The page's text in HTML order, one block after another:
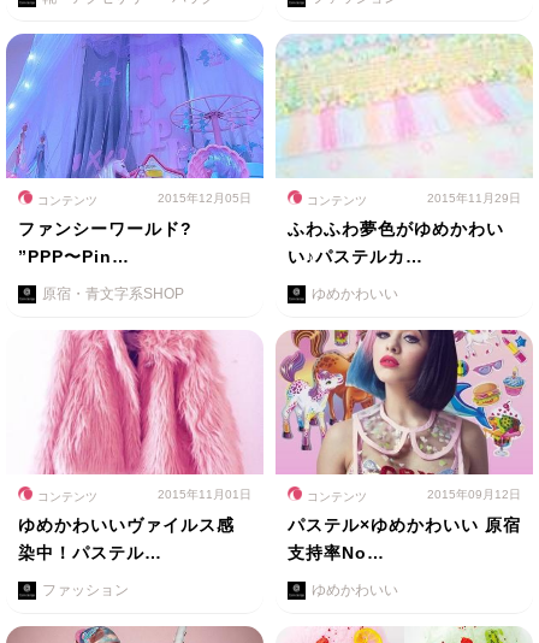
コンテンツ 2015年12月05日
ファンシーワールド?
”PPP〜Pin…
原宿・青文字系SHOP
コンテンツ 2015年11月29日
ふわふわ夢色がゆめかわい
い♪パステルカ…
ゆめかわいい
コンテンツ 2015年11月01日
ゆめかわいいヴァイルス感
染中！パステル…
ファッション
コンテンツ 2015年09月12日
パステル×ゆめかわいい 原宿
支持率No…
ゆめかわいい